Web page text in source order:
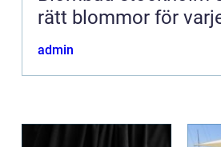
rätt blommor för
admin